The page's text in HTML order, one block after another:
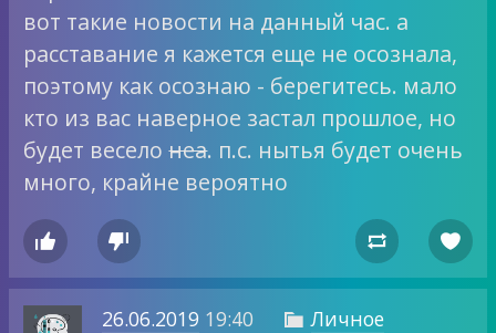
вот такие новости на данный час. а
расставание я кажется еще не осознала,
поэтому как осознаю - берегитесь. мало
кто из вас наверное застал прошлое, но
будет веселонеа. п.с. нытья будет очень
много, крайне вероятно
   
26.06.2019 19:40  Личное